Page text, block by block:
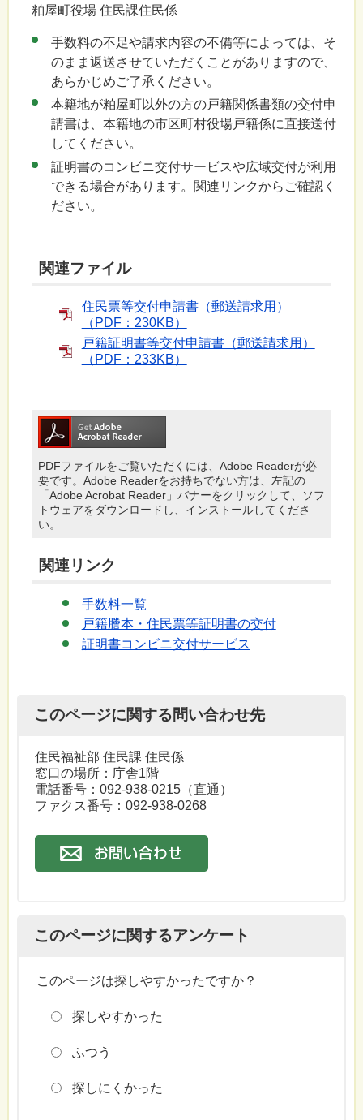
粕屋町役場 住民課住民係
手数料の不足や請求内容の不備等によっては、そ
のまま返送させていただくことがありますので、
あらかじめご了承ください。
本籍地が粕屋町以外の方の戸籍関係書類の交付申
請書は、本籍地の市区町村役場戸籍係に直接送付
してください。
証明書のコンビニ交付サービスや広域交付が利用
できる場合があります。関連リンクからご確認く
ださい。
関連ファイル
住民票等交付申請書（郵送請求用）
（PDF：230KB）
戸籍証明書等交付申請書（郵送請求用）
（PDF：233KB）
PDFファイルをご覧いただくには、Adobe Readerが必
要です。Adobe Readerをお持ちでない方は、左記の
「Adobe Acrobat Reader」バナーをクリックして、ソフ
トウェアをダウンロードし、インストールしてくださ
い。
関連リンク
手数料一覧
戸籍謄本・住民票等証明書の交付
証明書コンビニ交付サービス
このページに関する問い合わせ先
住民福祉部 住民課 住民係
窓口の場所：庁舎1階
電話番号： 092-938-0215（直通）
ファクス番号：092-938-0268
このページに関するアンケート
このページは探しやすかったですか？
探しやすかった
ふつう
探しにくかった